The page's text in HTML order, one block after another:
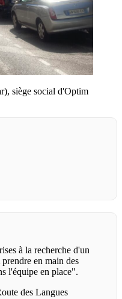
siège social d'Optim
à la recherche d'un
en main des
l'équipe en place".
des Langues